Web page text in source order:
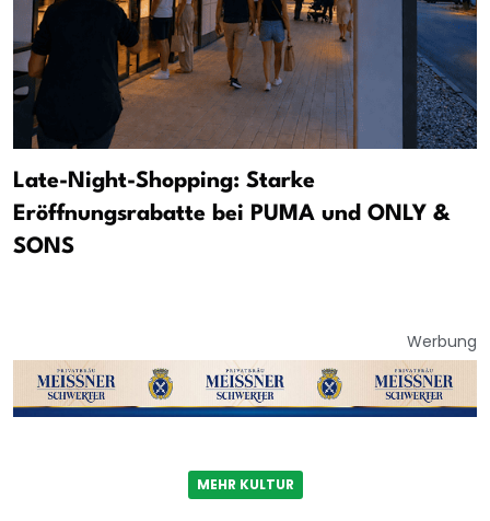
Late-Night-Shopping: Starke
Eröffnungsrabatte bei PUMA und ONLY &
SONS
Werbung
MEHR KULTUR